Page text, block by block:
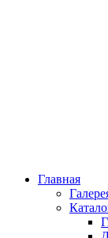
Главная